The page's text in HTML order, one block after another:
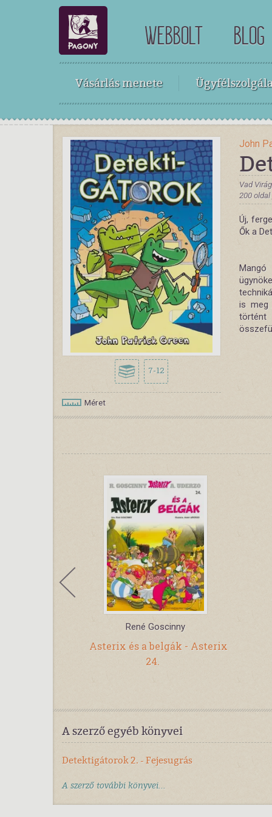
WEBBOLT BLOG
Vásárlás menete
7-12
Méret
John
Vad
200
Új,
Ők a
Mangó
is meg
történt
René Goscinny
Asterix és a belgák - Asterix
24.
A szerző egyéb könyvei
Detektigátorok 2. - Fejesugrás
A szerző további könyvei...